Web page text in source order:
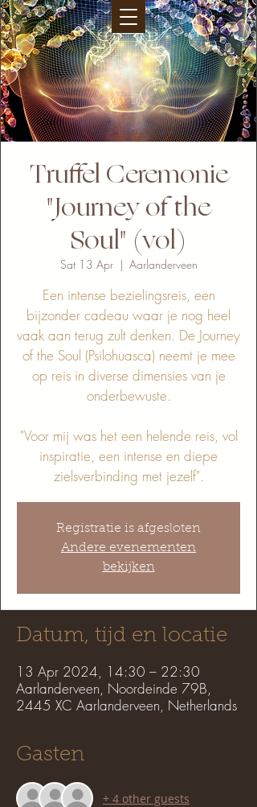
Truffel Ceremonie
"Journey of the
Soul" (vol)
Sat 13 Apr
  |
Aarlanderveen
Een intense bezielingsreis, een
bijzonder cadeau waar je nog heel
vaak aan terug zult denken. De Journey
of the Soul (Psilohuasca) neemt je mee
op reis in diverse dimensies van je
onderbewuste.
"Voor mij was het een helende reis, vol
inspiratie, een intense en diepe
Registratie is afgesloten
Andere evenementen
bekijken
Datum, tijd en locatie
13 Apr 2024, 14:30 – 22:30
Aarlanderveen, Noordeinde 79B,
2445 XC Aarlanderveen, Netherlands
Gasten
+ 4 other guests